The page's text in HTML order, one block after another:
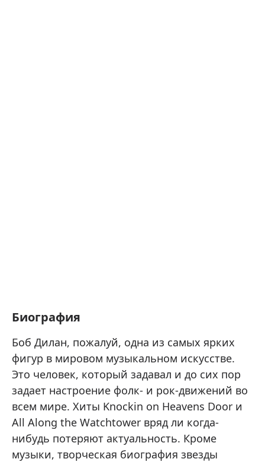
Биография
Боб Дилан, пожалуй, одна из самых ярких
фигур в мировом музыкальном искусстве.
Это человек, который задавал и до сих пор
задает настроение фолк- и рок-движений во
всем мире. Хиты Knockin on Heavens Door и
All Along the Watchtower вряд ли когда-
нибудь потеряют актуальность. Кроме
музыки, творческая биография звезды